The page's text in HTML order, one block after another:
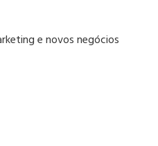
e novos negócios